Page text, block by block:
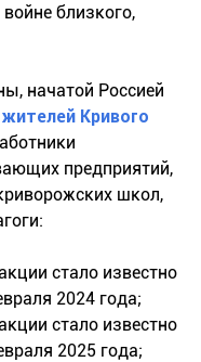
близкого,
начатой Россией
Кривого
предприятий,
школ,
стало известно
2024 года;
стало известно
2025 года;